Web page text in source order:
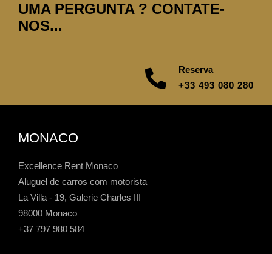
UMA PERGUNTA ? CONTATE-
NOS...
Reserva
+33 493 080 280
MONACO
Excellence Rent Monaco
Aluguel de carros com motorista
La Villa - 19, Galerie Charles III
98000 Monaco
+37 797 980 584